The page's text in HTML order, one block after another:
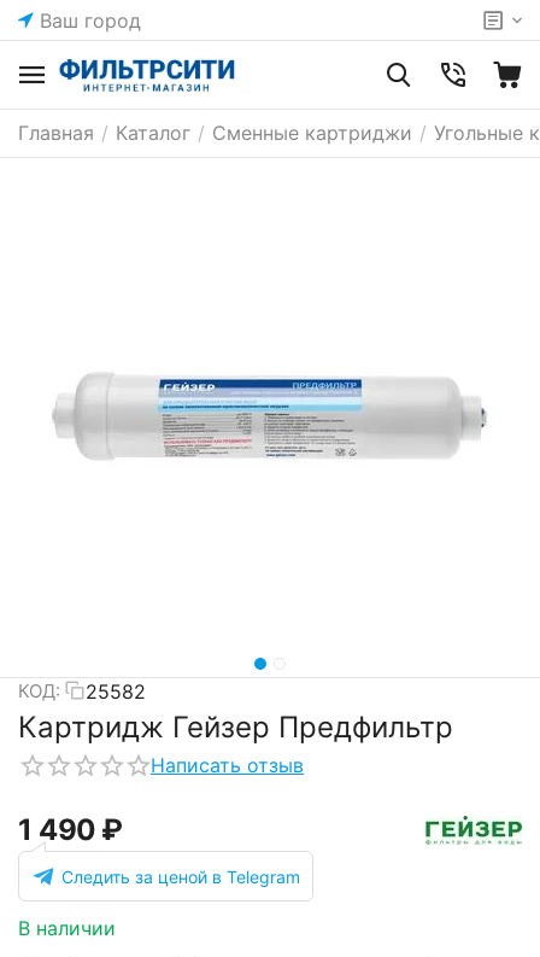
Ваш город
Главная / Каталог / Сменные картриджи / Угольные
КОД: 25582
Картридж Гейзер Предфильтр
Написать отзыв
1 490 ₽
Следить за ценой в Telegram
В наличии